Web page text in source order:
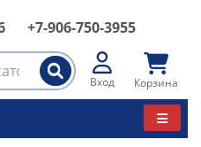
+7-906-750-3955
Вход Корзина